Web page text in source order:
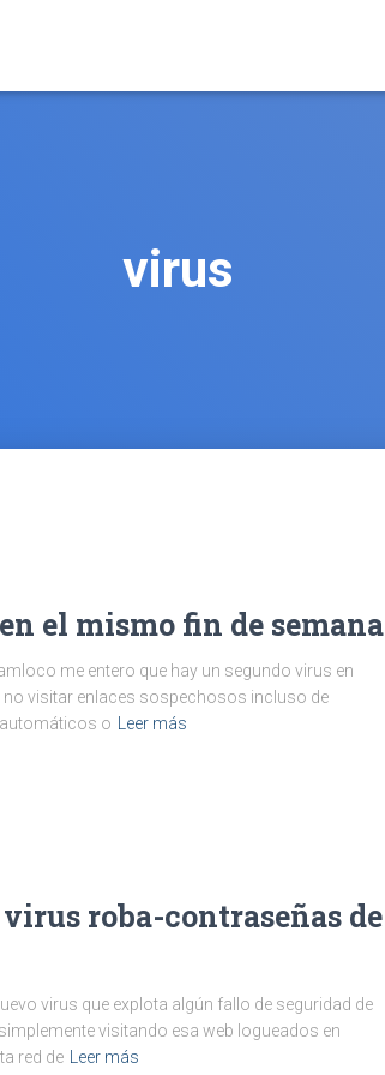
virus
el mismo fin de semana
me entero que hay un segundo virus en
visitar enlaces sospechosos incluso de
o
Leer más
roba-contraseñas de
virus que explota algún fallo de seguridad de
visitando esa web logueados en
red de
Leer más